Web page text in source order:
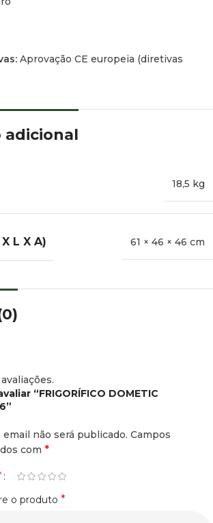
Aprovação CE europeia (diretivas
adicional
18,5 kg
L X A) 61 × 46 × 46 cm
“FRIGORÍFICO DOMETIC
não será publicado. Campos
com *
o produto *